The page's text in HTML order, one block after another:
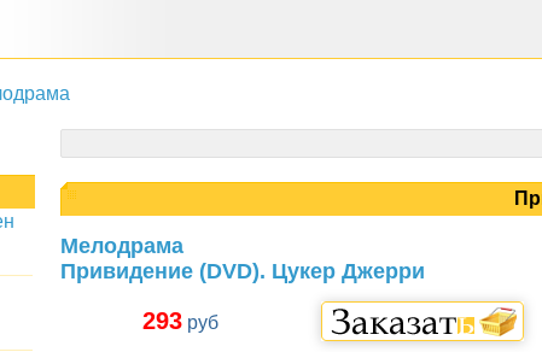
Мелодрама
Привидение (DVD). Цукер Джерри
293 руб